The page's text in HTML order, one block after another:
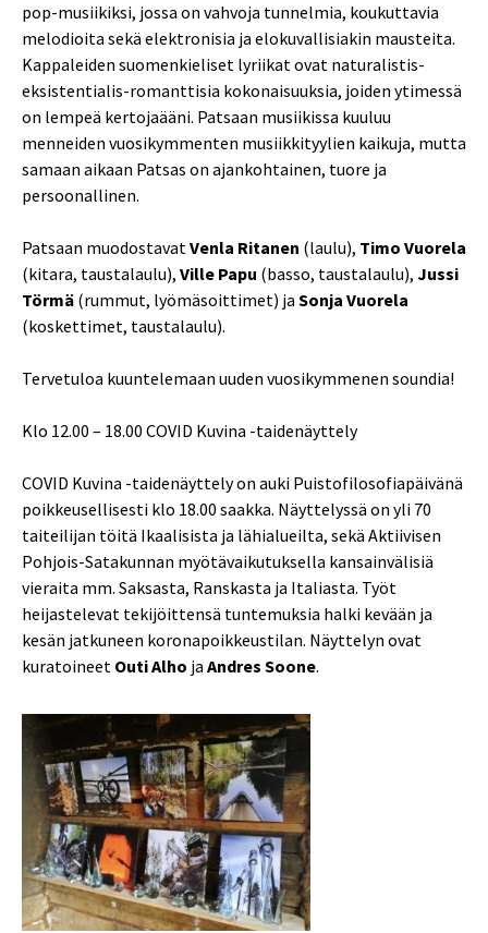
pop-musiikiksi, jossa on vahvoja tunnelmia, koukuttavia
melodioita sekä elektronisia ja elokuvallisiakin mausteita.
Kappaleiden suomenkieliset lyriikat ovat naturalistis-
eksistentialis-romanttisia kokonaisuuksia, joiden ytimessä
on lempeä kertojaääni. Patsaan musiikissa kuuluu
menneiden vuosikymmenten musiikkityylien kaikuja, mutta
samaan aikaan Patsas on ajankohtainen, tuore ja
persoonallinen.
Patsaan muodostavatVenla Ritanen (laulu), Timo Vuorela
(kitara, taustalaulu), Ville Papu (basso, taustalaulu), Jussi
Törmä (rummut, lyömäsoittimet) ja Sonja Vuorela
(koskettimet, taustalaulu).
Tervetuloa kuuntelemaan uuden vuosikymmenen soundia!
Klo 12.00 – 18.00 COVID Kuvina -taidenäyttely
COVID Kuvina -taidenäyttely on auki Puistofilosofiapäivänä
poikkeusellisesti klo 18.00 saakka. Näyttelyssä on yli 70
taiteilijan töitä Ikaalisista ja lähialueilta, sekä Aktiivisen
Pohjois-Satakunnan myötävaikutuksella kansainvälisiä
vieraita mm. Saksasta, Ranskasta ja Italiasta. Työt
heijastelevat tekijöittensä tuntemuksia halki kevään ja
kesän jatkuneen koronapoikkeustilan. Näyttelyn ovat
kuratoineet Outi Alho ja Andres Soone.